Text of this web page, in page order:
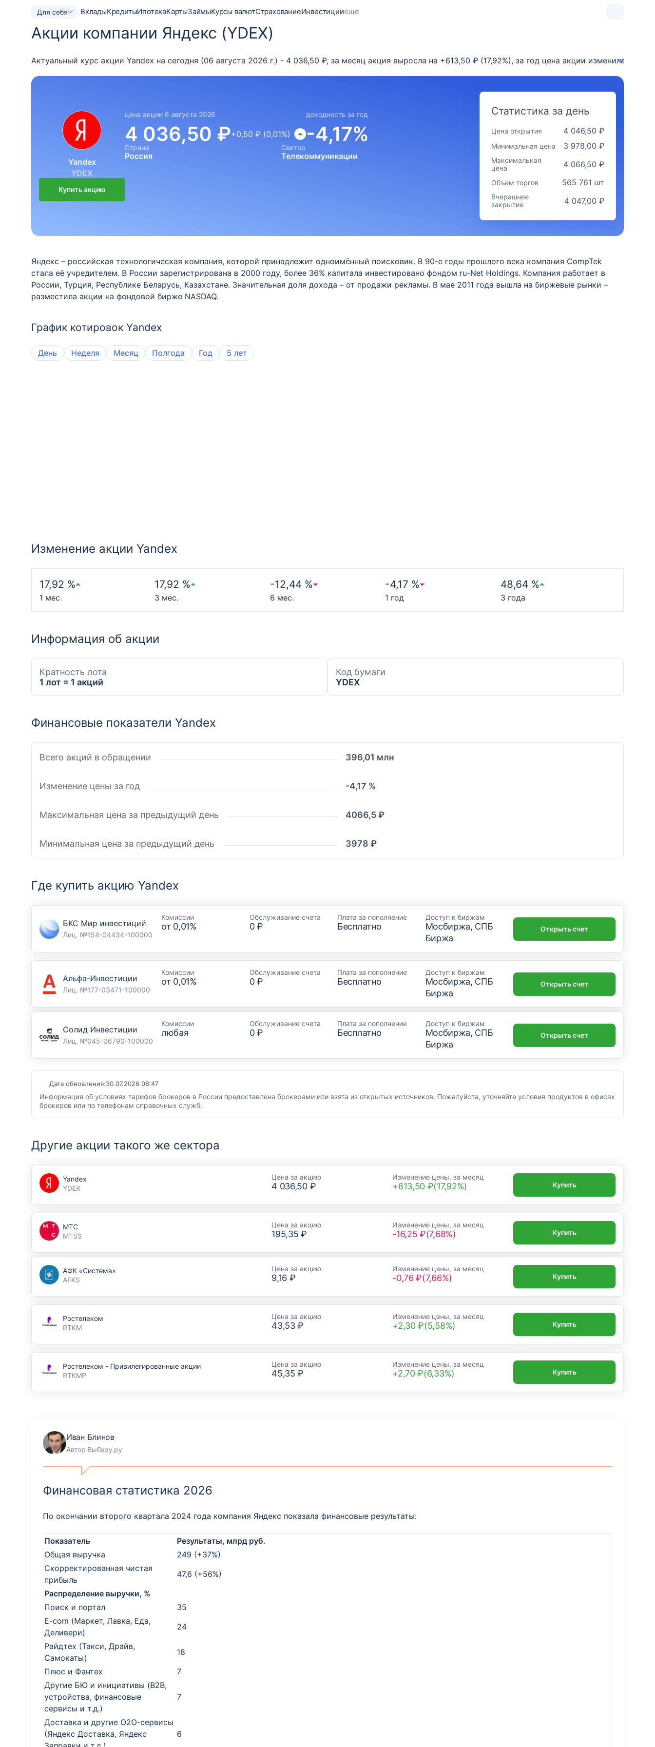
Для себя ВкладыКредитыИпотекаКартыЗаймыКурсы валютСтрахованиеИнвестицииещё
Акции компании Яндекс (YDEX)
Актуальный курс акции Yandex на сегодня (06 августа 2026 г.) - 4 036,50 ₽, за месяц акция выросла на +613,50 ₽ (17,92%), за год цена акции изменилась
Yandex
YDEX
цена акции 6 августа 2026
4 036,50 ₽+0,50 ₽ (0,01%)
доходность за год
-4,17%
Страна
Россия
Сектор
Телекоммуникации
Купить акцию
Статистика за день
Цена открытия 4 046,50 ₽
Минимальная цена 3 978,00 ₽
Максимальная
цена
4 066,50 ₽
Объем торгов 565 761 шт
Вчерашнее
закрытие
4 047,00 ₽
Яндекс – российская технологическая компания, которой принадлежит одноимённый поисковик. В 90-е годы прошлого века компания CompTek
стала её учредителем. В России зарегистрирована в 2000 году, более 36% капитала инвестировано фондом ru-Net Holdings. Компания работает в
России, Турция, Республике Беларусь, Казахстане. Значительная доля дохода – от продажи рекламы. В мае 2011 года вышла на биржевые рынки –
разместила акции на фондовой бирже NASDAQ.
График котировок Yandex
День Неделя Месяц Полгода Год 5 лет
Изменение акции Yandex
17,92 %
1 мес.
17,92 %
3 мес.
-12,44 %
6 мес.
-4,17 %
1 год
48,64 %
3 года
Информация об акции
Кратность лота
1 лот = 1 акций
Код бумаги
YDEX
Финансовые показатели Yandex
Всего акций в обращении 396,01 млн
Изменение цены за год -4,17 %
Максимальная цена за предыдущий день 4066,5 ₽
Минимальная цена за предыдущий день 3978 ₽
Где купить акцию Yandex
БКС Мир инвестиций
Лиц. №154-04434-100000
Комиссии
от 0,01%
Обслуживание счета
0 ₽
Плата за пополнение
Бесплатно
Доступ к биржам
Мосбиржа, СПБ
Биржа
Открыть счет
Альфа-Инвестиции
Лиц. №177-03471-100000
Комиссии
от 0,01%
Обслуживание счета
0 ₽
Плата за пополнение
Бесплатно
Доступ к биржам
Мосбиржа, СПБ
Биржа
Открыть счет
Солид Инвестиции
Лиц. №045-06790-100000
Комиссии
любая
Обслуживание счета
0 ₽
Плата за пополнение
Бесплатно
Доступ к биржам
Мосбиржа, СПБ
Биржа
Открыть счет
Дата обновления:30.07.2026 08:47
Информация об условиях тарифов брокеров в России предоставлена брокерами или взята из открытых источников. Пожалуйста, уточняйте условия продуктов в офисах
брокеров или по телефонам справочных служб.
Другие акции такого же сектора
Yandex
YDEX
Цена за акцию
4 036,50 ₽
Изменение цены, за месяц
+613,50 ₽(17,92%) Купить
МТС
MTSS
Цена за акцию
195,35 ₽
Изменение цены, за месяц
-16,25 ₽(7,68%) Купить
АФК «Система»
AFKS
Цена за акцию
9,16 ₽
Изменение цены, за месяц
-0,76 ₽(7,66%) Купить
Ростелеком
RTKM
Цена за акцию
43,53 ₽
Изменение цены, за месяц
+2,30 ₽(5,58%) Купить
Ростелеком - Привилегированные акции
RTKMP
Цена за акцию
45,35 ₽
Изменение цены, за месяц
+2,70 ₽(6,33%) Купить
Иван Блинов
Автор Выберу.ру
Финансовая статистика 2026
По окончании второго квартала 2024 года компания Яндекс показала финансовые результаты:
Показатель
Результаты, млрд руб.
Общая выручка
249 (+37%)
Скорректированная чистая
прибыль
47,6 (+56%)
Распределение выручки, %
Поиск и портал
35
E-com (Маркет, Лавка, Еда,
Деливери)
24
Райдтех (Такси, Драйв,
Самокаты)
18
Плюс и Фантех
7
Другие БЮ и инициативы (B2B,
устройства, финансовые
сервисы и т.д.)
7
Доставка и другие О2О-сервисы
(Яндекс Доставка, Яндекс
6